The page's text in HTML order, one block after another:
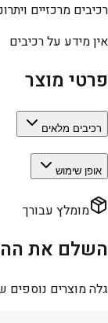
רכיבים מרכזיים
אין מידע על רכיבים
פרטי מוצר
רכיבים מלאים
אופן שימוש
מומלץ עבורך
השלם את
גלה מוצרים